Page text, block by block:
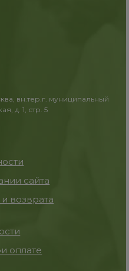
вн.тер.г. муниципальный
д. 1, стр. 5
сайта
возврата
оплате